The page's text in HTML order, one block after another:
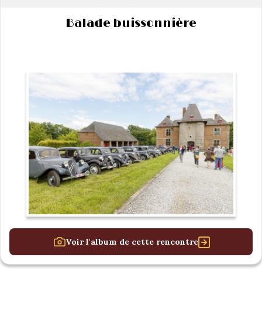
Balade buissonnière
Voir l'album de cette rencontre